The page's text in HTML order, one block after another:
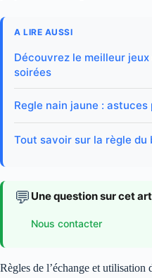
A LIRE AUSSI
Découvrez le meilleur
soirées
Regle nain jaune :
Tout savoir sur la règle
💬 Une question sur cet
Nous contacter
Règles de l’échange et utilisation